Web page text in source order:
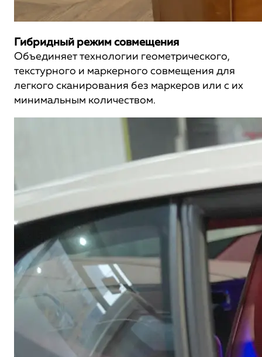
Гибридный режим совмещения
Объединяет технологии геометрического,
текстурного и маркерного совмещения для
легкого сканирования без маркеров или с их
минимальным количеством.